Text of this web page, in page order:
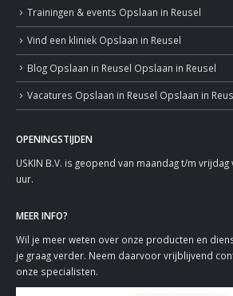
Trainingen & events Opslaan in Reusel
Vind een kliniek Opslaan in Reusel
Blog Opslaan in Reusel Opslaan in Reusel
Vacatures Opslaan in Reusel Opslaan in
OPENINGSTIJDEN
USKIN B.V. is geopend van maandag t/m
uur.
MEER INFO?
Wil je meer weten over onze producten en
je graag verder. Neem daarvoor vrijblijvend
onze specialisten.